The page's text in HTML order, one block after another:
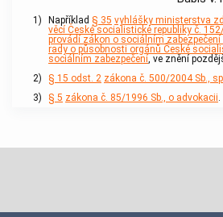
1) Například § 35 vyhlášky ministerstva
věcí České socialistické republiky č.
provádí zákon o sociálním
rady o působnosti orgánů České
sociálním zabezpečení , ve znění
2)
§ 15 odst. 2 zákona č. 500/2004 Sb.,
3)
§ 5 zákona č. 85/1996 Sb., o advokacii